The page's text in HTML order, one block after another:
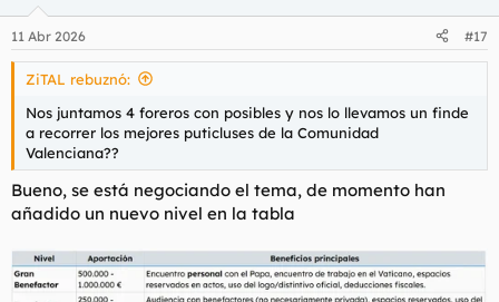
e
s
11 Abr 2026 #17
ZiTAL rebuznó:
Nos juntamos 4 foreros con posibles y nos lo llevamos un finde
a recorrer los mejores puticluses de la Comunidad
Valenciana??
Bueno, se está negociando el tema, de momento han
añadido un nuevo nivel en la tabla